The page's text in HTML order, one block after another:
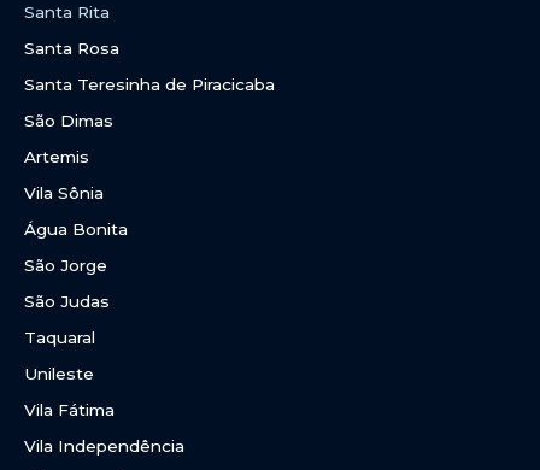
Santa Rita
Santa Rosa
Santa Teresinha de Piracicaba
São Dimas
Artemis
Vila Sônia
Água Bonita
São Jorge
São Judas
Taquaral
Unileste
Vila Fátima
Vila Independência